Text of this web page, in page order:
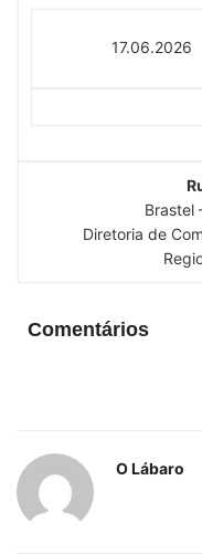
Brastel
Diretoria de
Comentários
O Lábaro